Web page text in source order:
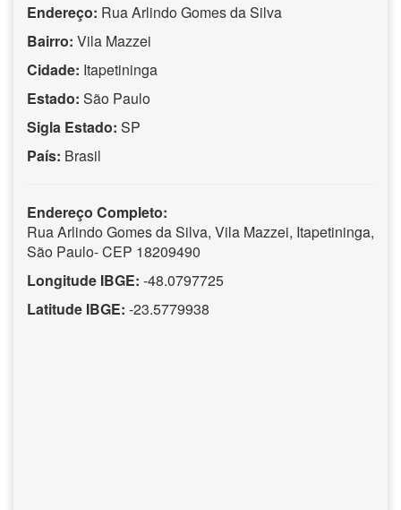
Endereço: Rua Arlindo Gomes da Silva
Bairro: Vila Mazzei
Cidade: Itapetininga
Estado: São Paulo
Sigla Estado: SP
País: Brasil
Endereço Completo:
Rua Arlindo Gomes da Silva, Vila Mazzei, Itapetininga,
São Paulo- CEP 18209490
Longitude IBGE: -48.0797725
Latitude IBGE: -23.5779938